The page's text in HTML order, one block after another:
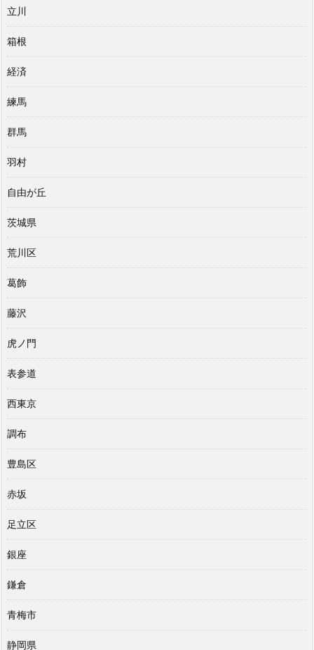
立川
箱根
経済
練馬
群馬
羽村
自由が丘
茨城県
荒川区
葛飾
藤沢
虎ノ門
表参道
西東京
調布
豊島区
赤坂
足立区
銀座
鎌倉
青梅市
静岡県